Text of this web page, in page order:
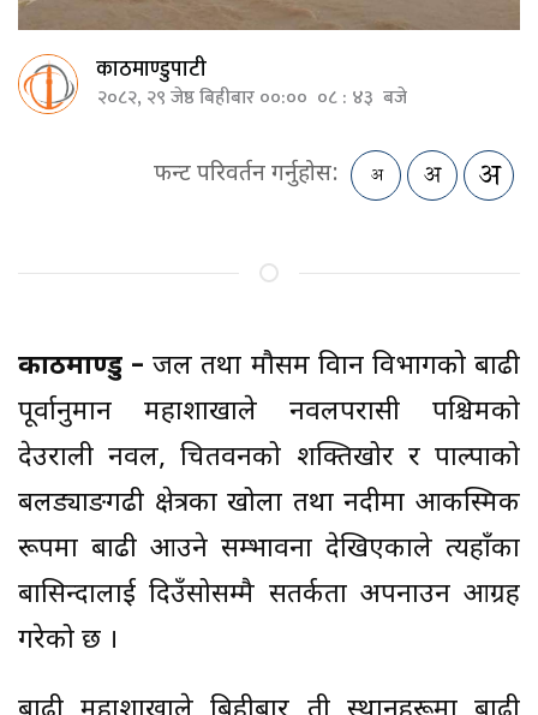
काठमाण्डुपाटी
२०८२, २९ जेष्ठ बिहीबार ००:०० ०८ : ४३ बजे
फन्ट परिवर्तन गर्नुहोस:
काठमाण्डु –जल तथा मौसम विज्ञान विभागको बाढी
पूर्वानुमान महाशाखाले नवलपरासी पश्चिमको
देउराली नवल, चितवनको शक्तिखोर र पाल्पाको
बलड्याङगढी क्षेत्रका खोला तथा नदीमा आकस्मिक
रूपमा बाढी आउने सम्भावना देखिएकाले त्यहाँका
बासिन्दालाई दिउँसोसम्मै सतर्कता अपनाउन आग्रह
गरेको छ ।